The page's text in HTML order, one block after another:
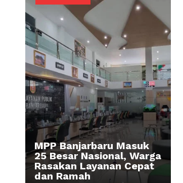
MPP Banjarbaru Masuk
25 Besar Nasional, Warga
Rasakan Layanan Cepat
dan Ramah